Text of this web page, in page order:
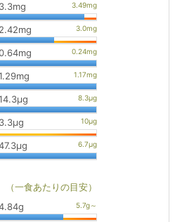
3.3mg
2.42mg
3.3μg
（一食あたりの目安）